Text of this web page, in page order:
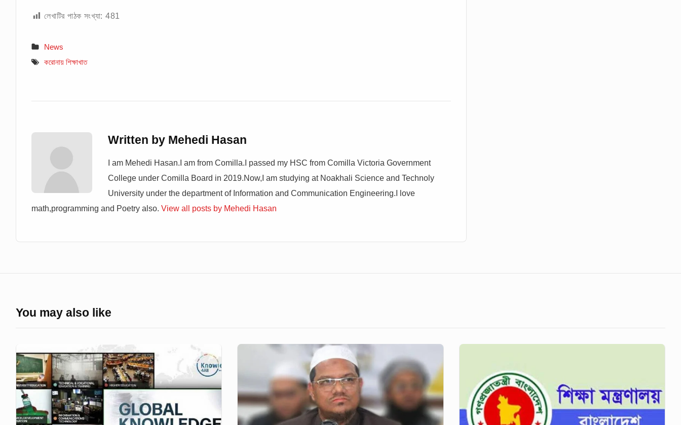
লেখাটির পাঠক সংখ্যা: 481
News
করোনায় শিক্ষাখাত
Written by Mehedi Hasan
I am Mehedi Hasan.I am from Comilla.I passed my HSC from Comilla Victoria Government
College under Comilla Board in 2019.Now,I am studying at Noakhali Science and Technoly
University under the department of Information and Communication Engineering.I love
math,programming and Poetry also.View all posts by Mehedi Hasan
You may also like
গ্লোবাল
নলেজ
ইনডেক্সঃ
দক্ষিণ
এশিয়াতে
বাদের
সিদ্ধান্ত
ফেরতের
নির্দেশনা
দিয়ে